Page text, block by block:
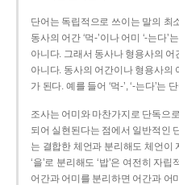
단어는 독립적으로 쓰이는 말의 최
동사의 어간 ‘먹-­’이나 어미 ‘­-는다
아니다. 그래서 동사나 형용사의
아니다. 동사의 어간이나 형용사의
가 된다. 예를 들어 ‘먹-’, ‘-는다’는
조사는 어미와 마찬가지로 단독으
되어 실현된다는 점에서 일반적인
는 결합한 체언과 분리해도 체언이
‘을’로 분리해도 ‘밥’은 여전히 자
어간과 어미를 분리하면 어간과 어